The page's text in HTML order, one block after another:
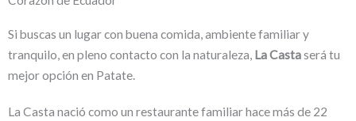
Si buscas un lugar con buena comida, ambiente familiar y
tranquilo, en pleno contacto con la naturaleza, La Castaserá tu
mejor opción en Patate.
La Casta nació como un restaurante familiar hace más de 22